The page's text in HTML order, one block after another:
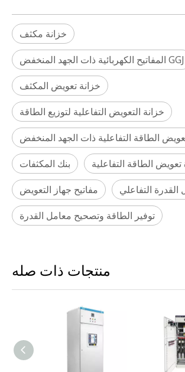
خزانة مكثف
GGJ المفاتيح الكهربائية ذات الجهد المنخفض
خزانة تعويض المكثف
خزانة التعويض التفاعلية لتوزيع الطاقة
الطاقة التفاعلية ذات الجهد المنخفض
بنك المكثفات
الطاقة التفاعلية
مفاتيح جهاز التعويض
التفاعلي
توفير الطاقة وتصحيح معامل القدرة
منتجات ذات صله